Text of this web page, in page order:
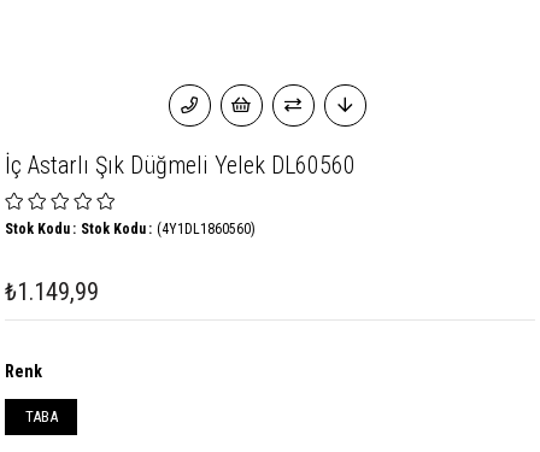
İç Astarlı Şık Düğmeli Yelek DL60560
(4Y1DL1860560)
Stok Kodu Stok Kodu
₺1.149,99
Renk
TABA